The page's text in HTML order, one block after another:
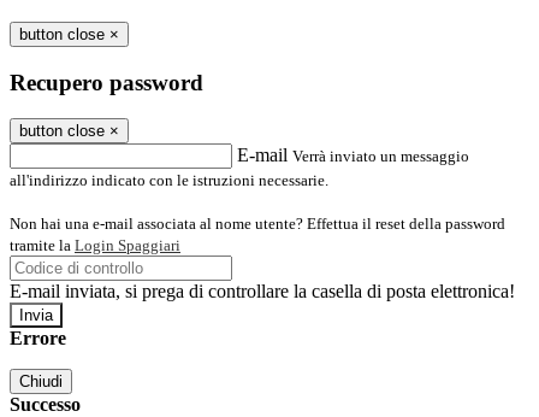
button close ×
Recupero password
button close ×
E-mail Verrà inviato un messaggio
all'indirizzo indicato con le istruzioni necessarie.
Non hai una e-mail associata al nome utente? Effettua il reset della password
tramite la Login Spaggiari
E-mail inviata, si prega di controllare la casella di posta elettronica!
Errore
Chiudi
Successo